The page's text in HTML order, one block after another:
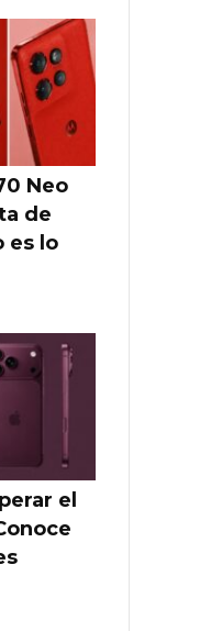
Neo
de
es lo
el